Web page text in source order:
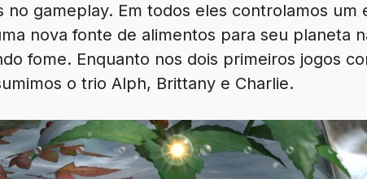
no gameplay. Em todos eles controlamos
nova fonte de alimentos para seu planeta
fome. Enquanto nos dois primeiros jogos
o trio Alph, Brittany e Charlie.